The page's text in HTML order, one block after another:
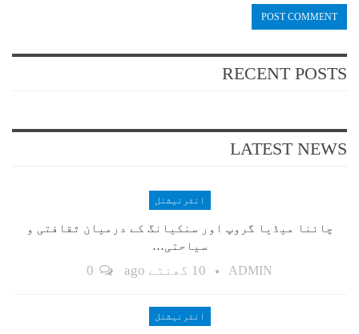
RECENT POSTS
LATEST NEWS
انٹرنیشنل
چائنا میڈیا گروپ اور سنکیانگ کے درمیان ثقافتی و
سیاحتی…
ADMIN 10 گھنٹے ago
انٹرنیشنل